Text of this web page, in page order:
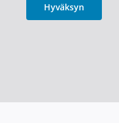
Hyväksyn